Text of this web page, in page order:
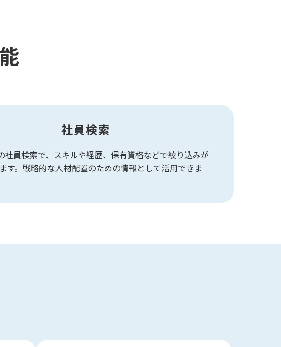
社員検索
社員検索で、スキルや経歴、保有資格などで絞り込みが
す。戦略的な人材配置のための情報として活用できま